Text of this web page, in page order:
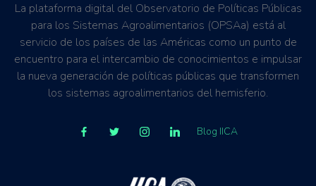
La plataforma digital del Observatorio de Políticas Públicas
para los Sistemas Agroalimentarios (OPSAa) está al
servicio de los países de las Américas como un punto de
encuentro para el intercambio de conocimientos e impulsar
la nueva generación de políticas públicas que transformen
los sistemas agroalimentarios del hemisferio.
Blog IICA